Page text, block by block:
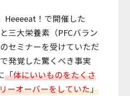
Heeeeat！で開催した
三大栄養素（PFCバラン
セミナーを受けていただ
発覚した驚くべき事実
「体にいいものをたくさ
ーオーバーをしていた」